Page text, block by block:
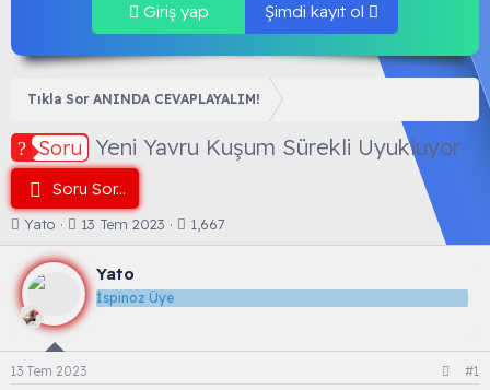
Giriş yap Şimdi kayıt ol
Tıkla Sor ANINDA CEVAPLAYALIM!
Soru Yeni Yavru Kuşum Sürekli Uyukluyor
Soru Sor...
K
o
n
b
u
y
a
Yato
B
a
ş
l
a
n
ç
13 Tem 2023 1,667
Yato
İspinoz Üye
13 Tem 2023 #1